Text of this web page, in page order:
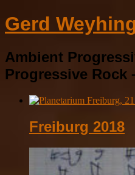
Gerd
Ambient
Progressive Rock
Freiburg 2018